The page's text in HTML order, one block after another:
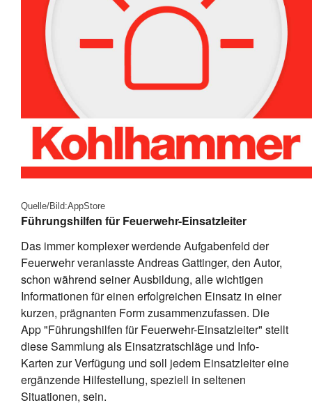
Quelle/Bild:AppStore
Führungshilfen für Feuerwehr-Einsatzleiter
Das immer komplexer werdende Aufgabenfeld der
Feuerwehr veranlasste Andreas Gattinger, den Autor,
schon während seiner Ausbildung, alle wichtigen
Informationen für einen erfolgreichen Einsatz in einer
kurzen, prägnanten Form zusammenzufassen. Die
App "Führungshilfen für Feuerwehr-Einsatzleiter" stellt
diese Sammlung als Einsatzratschläge und Info-
Karten zur Verfügung und soll jedem Einsatzleiter eine
ergänzende Hilfestellung, speziell in seltenen
Situationen, sein.